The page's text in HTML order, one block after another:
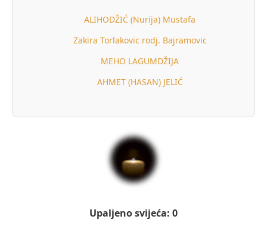
ALIHODŽIĆ (Nurija) Mustafa
Zakira Torlakovic rodj. Bajramovic
MEHO LAGUMDŽIJA
AHMET (HASAN) JELIĆ
Upaljeno svijeća: 0